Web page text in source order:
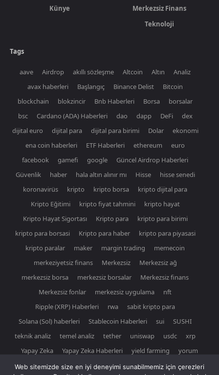
Künye
Merkezsiz Finans
Teknoloji
Tags
aave Airdrop akıllı sözleşme Altcoin Altın
Analiz
avax haberleri
Başlangıç Binance Delist
Bitcoin
blockchain
blokzincir Bnb Haberleri Borsa
borsalar
bsc
Cardano (ADA) Haberleri dao dapp DeFi
dex
dijital euro
dijital para dijital para birimi Dolar
ekonomi
ena coin haberleri
ETF Haberleri ethereum
euro
facebook
gamefi google
Güncel Airdrop Haberleri
Güvenlik
haber hala altın alınır mı Hisse
hisse senedi
koronavirüs
kripto kripto borsa
kripto dijital para
Kripto Eğitimi
kripto fiyat tahmini
kripto hayat
Kripto Hayat Sigortası
Kripto para
kripto para birimi
kripto para borsasi
Kripto para haber
kripto para piyasasi
kripto paralar
maker margin trading
memecoin
merkeziyetsiz finans
Merkezsiz
Merkezsiz ağ
merkezsiz borsa
merkezsiz borsalar
Merkezsiz finans
Merkezsiz fonlar
merkezsiz uygulama
nft
Ripple (XRP) Haberleri
rwa
sabit kripto para
Solana (Sol) haberleri
Stablecoin Haberleri sui
SUSHI
teknik analiz
temel analiz tether uniswap usdc
xrp
Yapay Zeka
Yapay Zeka Haberleri yield farming yorum
Web sitemizde size en iyi deneyimi sunabilmemiz için çerezleri